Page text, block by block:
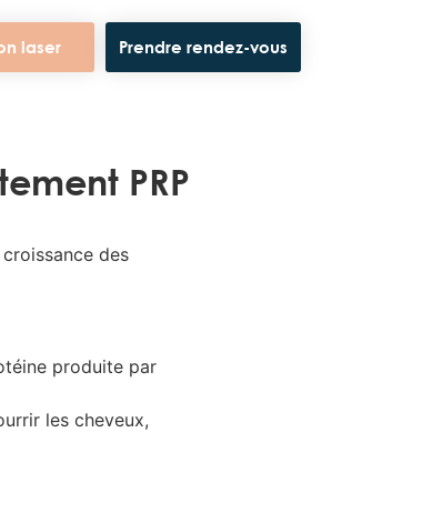
laser Prendre rendez-vous
PRP
des
produite par
les cheveux,